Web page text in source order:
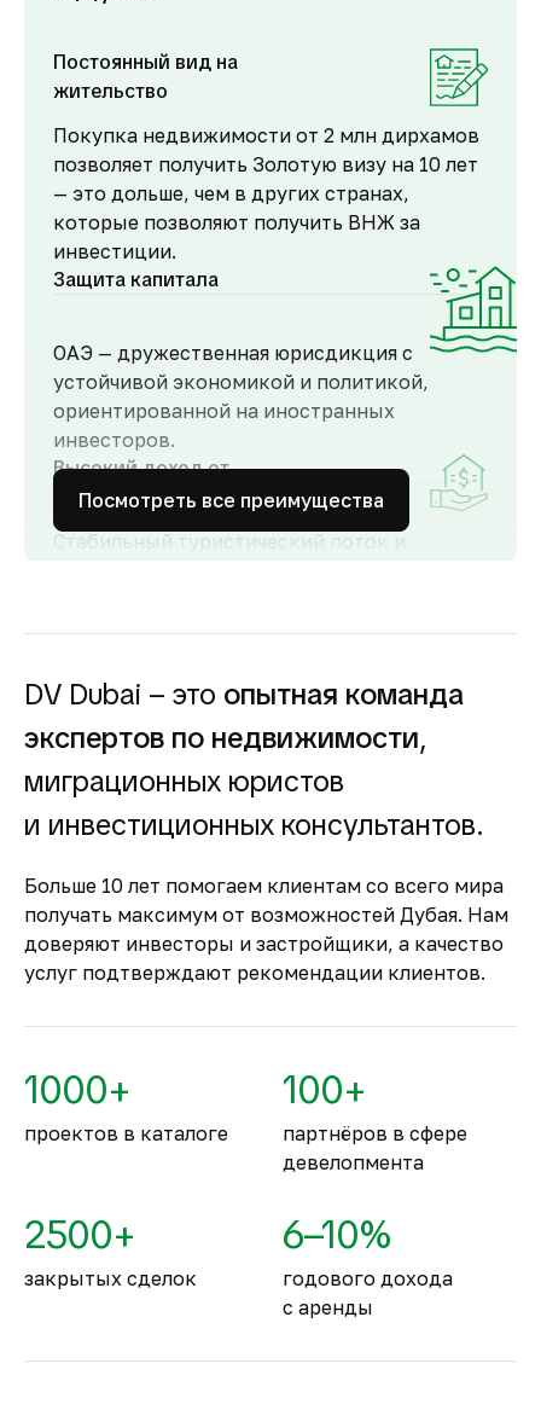
Постоянный вид на
жительство
Покупка недвижимости от 2 млн дирхамов
позволяет получить Золотую визу на 10 лет
— это дольше, чем в других странах,
которые позволяют получить ВНЖ за
инвестиции.
Защита капитала
ОАЭ — дружественная юрисдикция с
устойчивой экономикой и политикой,
ориентированной на иностранных
инвесторов.
Высокий доход от
аренды
Стабильный туристический поток и
доходность для инвесторов как от
аренды.
строящуюся
недвижимость
Оплата за объект поступает на эскроу-счёт.
Застройщик сможет получить с него деньги
только после ввода объекта в
Комфортное и
безопасное место для
жизни
По уровню безопасности жизни
занимают второе место в мире.
Посмотреть все преимущества
DV Dubai – это опытная команда
экспертов по недвижимости,
миграционных юристов
и инвестиционных консультантов.
Больше 10 лет помогаем клиентам со всего мира
получать максимум от возможностей Дубая. Нам
доверяют инвесторы и застройщики, а качество
услуг подтверждают рекомендации клиентов.
1000+
проектов в каталоге
100+
партнёров в сфере
девелопмента
2500+
закрытых сделок
6–10%
годового дохода
с аренды